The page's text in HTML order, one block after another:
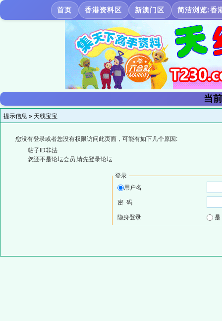
首页 香港资料区 新澳门区 简洁浏览:香
当
提示信息 » 天线宝宝
您没有登录或者您没有权限访问此页面，可能有如下几个原因:
帖子ID非法
您还不是论坛会员,请先登录论坛
登录
用户名
密 码
隐身登录